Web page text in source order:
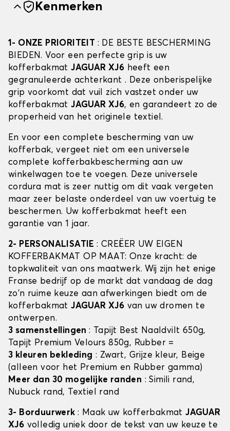
Kenmerken
1- ONZE PRIORITEIT : DE BESTE BESCHERMING
BIEDEN. Voor een perfecte grip is uw
kofferbakmatJAGUAR XJ6 heeft een
gegranuleerde achterkant . Deze onberispelijke
grip voorkomt dat vuil zich vastzet onder uw
kofferbakmatJAGUAR XJ6, en garandeert zo de
properheid van het originele textiel.
En voor een complete bescherming van uw
kofferbak, vergeet niet om een universele
complete kofferbakbescherming aan uw
winkelwagen toe te voegen. Deze universele
cordura mat is zeer nuttig om dit vaak vergeten
maar zeer belaste onderdeel van uw voertuig te
beschermen. Uw kofferbakmat heeft een
garantie van 1 jaar.
2- PERSONALISATIE: CREËER UW EIGEN
KOFFERBAKMAT OP MAAT: Onze kracht: de
topkwaliteit van ons maatwerk. Wij zijn het enige
Franse bedrijf op de markt dat vandaag de dag
zo'n ruime keuze aan afwerkingen biedt om de
kofferbakmatJAGUAR XJ6 van uw dromen te
ontwerpen.
3 samenstellingen: Tapijt Best Naaldvilt 650g,
Tapijt Premium Velours 850g, Rubber =
3 kleuren bekleding : Zwart, Grijze kleur, Beige
(alleen voor het Premium en Rubber gamma)
Meer dan 30 mogelijke randen : Simili rand,
Nubuck rand, Textiel rand
3- Borduurwerk : Maak uw kofferbakmatJAGUAR
XJ6 volledig uniek door de tekst van uw keuze te